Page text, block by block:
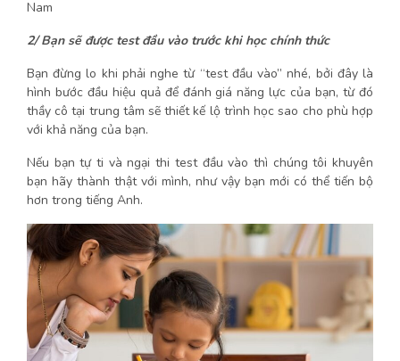
Nam
2/ Bạn sẽ được test đầu vào trước khi học chính thức
Bạn đừng lo khi phải nghe từ “test đầu vào” nhé, bởi đây là
hình bước đầu hiệu quả để đánh giá năng lực của bạn, từ đó
thầy cô tại trung tâm sẽ thiết kế lộ trình học sao cho phù hợp
với khả năng của bạn.
Nếu bạn tự ti và ngại thi test đầu vào thì chúng tôi khuyên
bạn hãy thành thật với mình, như vậy bạn mới có thể tiến bộ
hơn trong tiếng Anh.